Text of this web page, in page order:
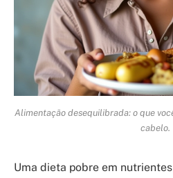
Alimentação desequilibrada: o que
cabelo.
Uma dieta pobre em